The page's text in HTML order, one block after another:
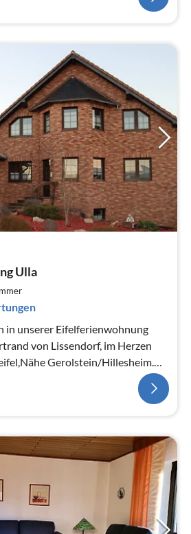
Ulla
in unserer Eifelferienwohnung
von Lissendorf, im Herzen
Gerolstein/Hillesheim.